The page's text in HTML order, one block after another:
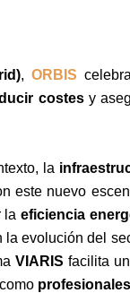
, ORBIS
costesy
la
este nuevo
laeficiencia
evolución del
VIARIS facilita
como profesionales